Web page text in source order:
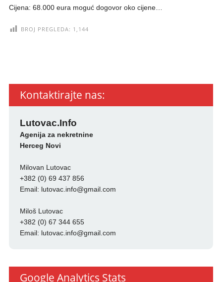
Cijena: 68.000 eura moguć dogovor oko cijene…
BROJ PREGLEDA: 1,144
Kontaktirajte nas:
Lutovac.Info
Agenija za nekretnine
Herceg Novi
Milovan Lutovac
+382 (0) 69 437 856
Email: lutovac.info@gmail.com
Miloš Lutovac
+382 (0) 67 344 655
Email: lutovac.info@gmail.com
Google Analytics Stats